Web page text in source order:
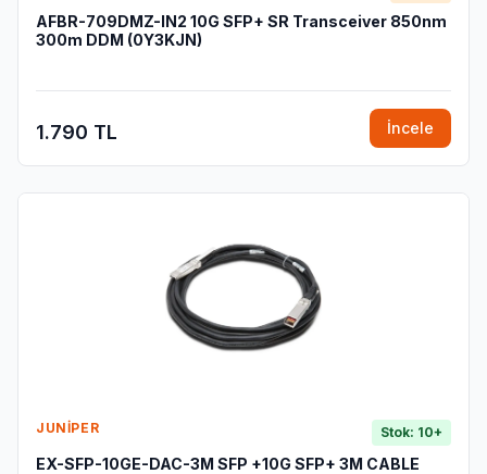
AFBR-709DMZ-IN2 10G SFP+ SR Transceiver 850nm
300m DDM (0Y3KJN)
1.790 TL İncele
JUNIPER Stok: 10+
EX-SFP-10GE-DAC-3M SFP +10G SFP+ 3M CABLE